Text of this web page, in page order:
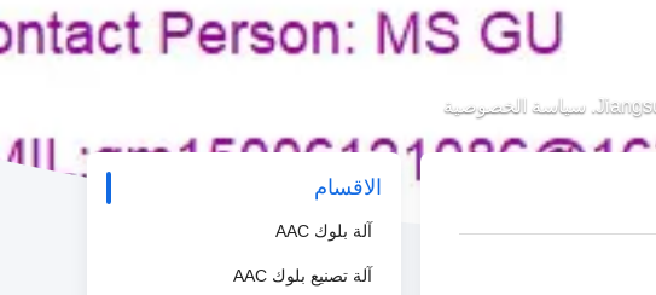
الاقسام
آلة بلوك AAC
آلة تصنيع بلوك AAC